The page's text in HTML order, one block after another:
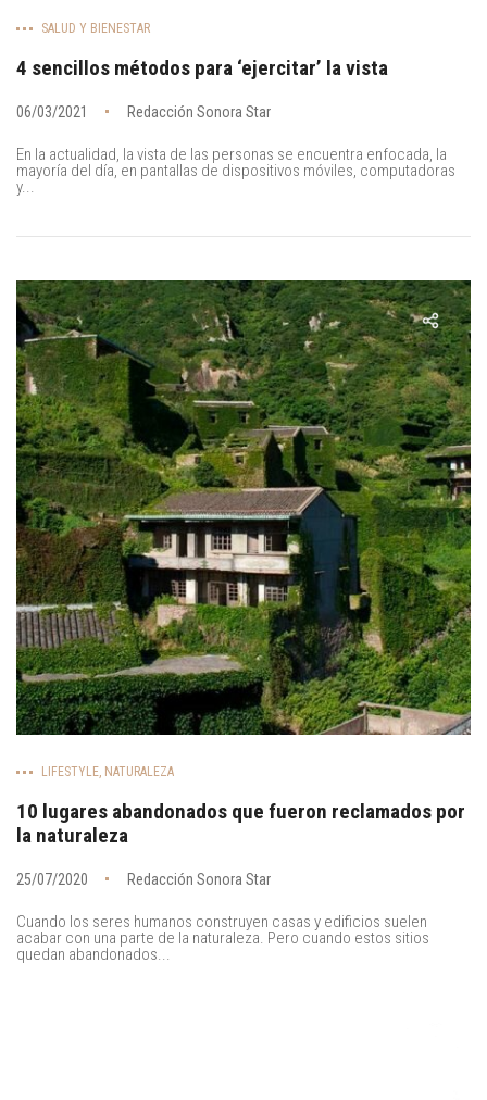
SALUD Y BIENESTAR
4 sencillos métodos para ‘ejercitar’ la vista
06/03/2021 Redacción Sonora Star
En la actualidad, la vista de las personas se encuentra enfocada, la
mayoría del día, en pantallas de dispositivos móviles, computadoras
y...
LIFESTYLE, NATURALEZA
10 lugares abandonados que fueron reclamados por
la naturaleza
25/07/2020 Redacción Sonora Star
Cuando los seres humanos construyen casas y edificios suelen
acabar con una parte de la naturaleza. Pero cuando estos sitios
quedan abandonados...